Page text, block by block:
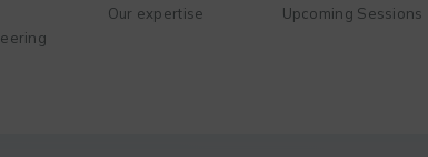
Our expertise
Upcoming Sessions